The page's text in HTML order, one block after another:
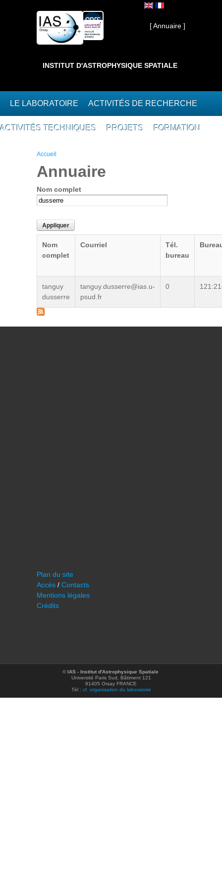
Interne ]
[ Annuaire ]
INSTITUT D'ASTROPHYSIQUE SPATIALE
LE LABORATOIRE ACTIVITÉS DE RECHERCHE
ACTIVITÉS TECHNIQUES PROJETS FORMATION
Vous êtes ici
Accueil
Annuaire
Nom complet
Nom
complet
Courriel
Tél.
bureau
tanguy
dusserre
tanguy.dusserre@ias.u-
psud.fr
0
Plan du site
Accès / Contacts
Mentions légales
Crédits
©IAS - Institut d'Astrophysique Spatiale
Université Paris Sud, Bâtiment 121
91405 Orsay FRANCE
Tél : cf. organisation du laboratoire